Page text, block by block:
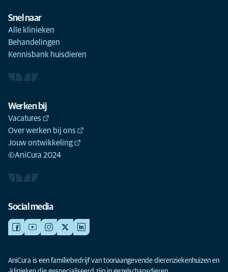
Snel naar
Alle klinieken
Behandelingen
Kennisbank huisdieren
Werken bij
Vacatures
Over werken bij ons
Jouw ontwikkeling
©AniCura 2024
Social media
AniCura is een familiebedrijf van toonaangevende dierenziekenhuizen en